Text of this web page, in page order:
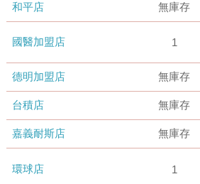
和平店 無庫存
國醫加盟店 1
德明加盟店 無庫存
台積店 無庫存
嘉義耐斯店 無庫存
環球店 1